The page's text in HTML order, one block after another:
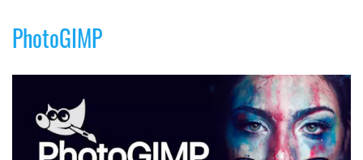
comunicación
digital donde
todas las
tecnología,
móviles,
ordenadores,
PhotoGIMP